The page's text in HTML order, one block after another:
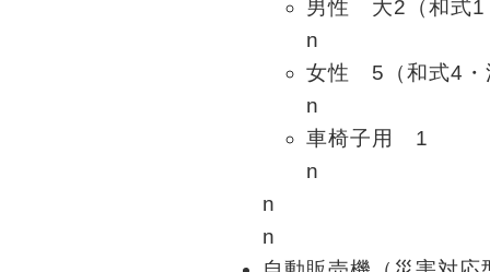
男性 大2（和式1
n
女性 5（和式4・
n
車椅子用 1
n
n
n